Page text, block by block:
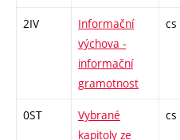
2IV
Informační
výchova -
informační
gramotnost
cs
0ST
Vybrané
kapitoly ze
cs